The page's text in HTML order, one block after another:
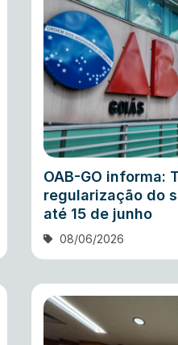
OAB-GO informa:
regularização do
até 15 de junho
08/06/2026